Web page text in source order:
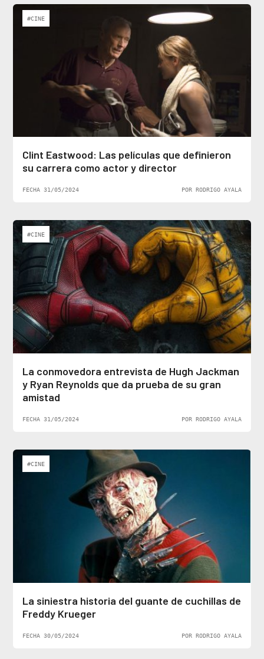
#CINE
Clint Eastwood: Las películas que definieron
su carrera como actor y director
FECHA 31/05/2024 POR RODRIGO AYALA
#CINE
La conmovedora entrevista de Hugh Jackman
y Ryan Reynolds que da prueba de su gran
amistad
FECHA 31/05/2024 POR RODRIGO AYALA
#CINE
La siniestra historia del guante de cuchillas de
Freddy Krueger
FECHA 30/05/2024 POR RODRIGO AYALA